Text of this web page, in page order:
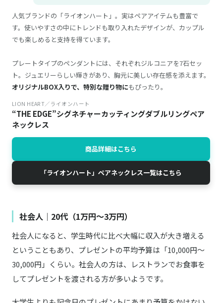
人気ブランドの「ライオンハート」。実はペアアイテムも豊富で
す。使いやすさの中にトレンドも取り入れたデザインが、カップル
でも楽しめると支持を得ています。
プレートタイプのペンダントには、それぞれジルコニアを7石セッ
ト。ジュエリーらしい輝きがあり、胸元に美しい存在感を添えます。
オリジナルBOX入りで、特別な贈り物にもぴったり。
LION HEART／ライオンハート
“THE EDGE”シグネチャーカッティングダブルリングペア
ネックレス
商品詳細はこちら
「ライオンハート」ペアネックレス一覧はこちら
社会人｜20代（1万円〜3万円）
社会人になると、学生時代に比べ大幅に収入が大き増える
ということもあり、プレゼントの平均予算は「10,000円〜
30,000円」くらい。社会人の方は、レストランでお食事を
してプレゼントを渡される方が多いようです。